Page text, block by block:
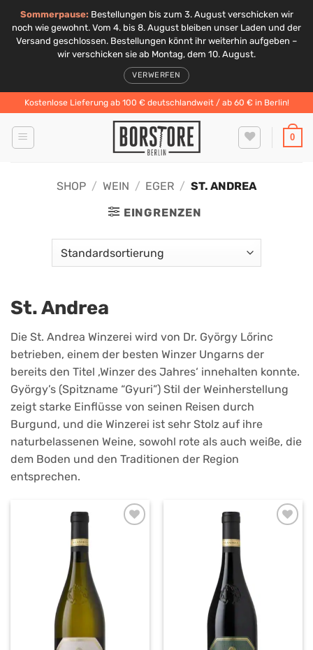
Sommerpause: Bestellungen bis zum 3. August verschicken wir
noch wie gewohnt. Vom 4. bis 8. August bleiben unser Laden und der
Versand geschlossen. Bestellungen könnt ihr weiterhin aufgeben –
wir verschicken sie ab Montag, dem 10. August.
VERWERFEN
Inhalt
springen
Kostenlose Lieferung ab 100 € deutschlandweit / ab 60 € in Berlin!
0
SHOP / WEIN / EGER / ST. ANDREA
EINGRENZEN
St. Andrea
Die St. Andrea Winzerei wird von Dr. György Lőrinc
betrieben, einem der besten Winzer Ungarns der
bereits den Titel ‚Winzer des Jahres‘ innehalten konnte.
György’s (Spitzname “Gyuri”) Stil der Weinherstellung
zeigt starke Einflüsse von seinen Reisen durch
Burgund, und die Winzerei ist sehr Stolz auf ihre
naturbelassenen Weine, sowohl rote als auch weiße, die
dem Boden und den Traditionen der Region
entsprechen.